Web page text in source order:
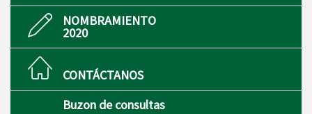
NOMBRAMIENTO
2020
CONTÁCTANOS
Buzon de consultas